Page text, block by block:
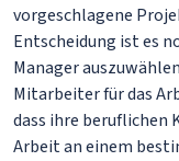
vorgeschlagene
Entscheidung ist es
Manager
Mitarbeiter für das
dass ihre beruflichen
Arbeit an einem